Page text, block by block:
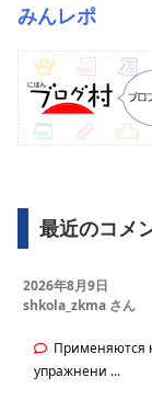
みんレポ
最近のコメ
2026年8月9日
shkola_zkma さん
Применяются
упражнени ...